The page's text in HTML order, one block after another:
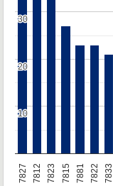
7827 7812 7823 7815 7881 7822 7833
10
10
20
20
30
30